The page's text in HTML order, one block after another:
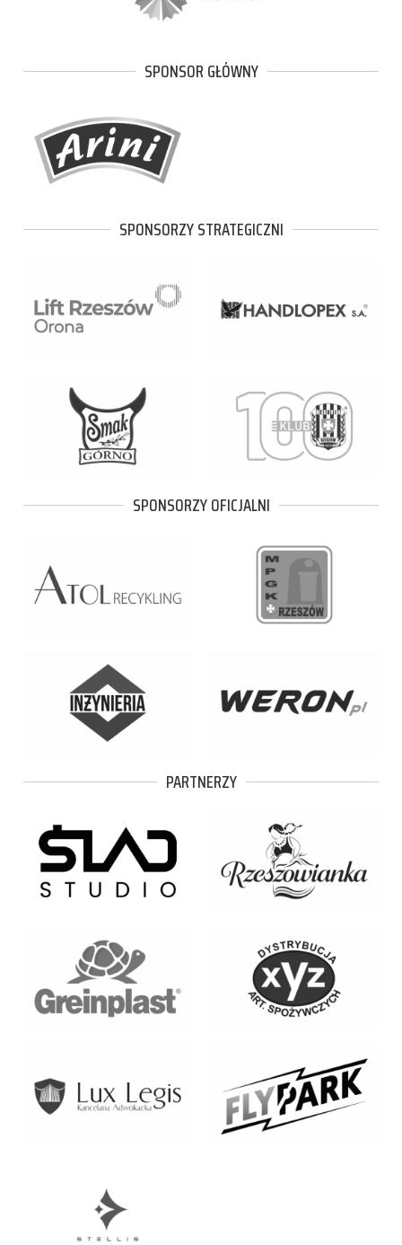
SPONSOR GŁÓWNY
SPONSORZY STRATEGICZNI
SPONSORZY OFICJALNI
PARTNERZY